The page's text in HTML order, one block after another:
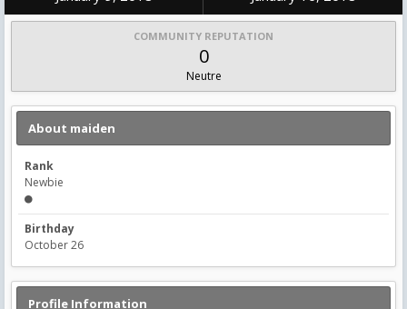
COMMUNITY REPUTATION
0
Neutre
About maiden
Rank
Newbie
Birthday
October 26
Profile Information